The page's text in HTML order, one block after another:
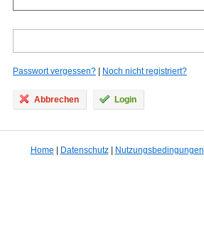
Passwort vergessen? Noch nicht registriert?
Abbrechen Login
Home | Datenschutz| Nutzungsbedingungen